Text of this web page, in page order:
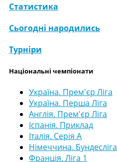
Статистика
Сьогодні народились
Турніри
Національні чемпіонати
Україна. Прем'єр Ліга
Україна. Перша Ліга
Англія. Прем'єр Ліга
Іспанія. Приклад
Італія. Серія А
Німеччина. Бундесліга
Франція. Ліга 1